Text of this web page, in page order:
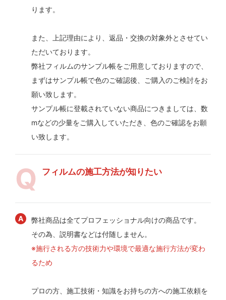
ります。
また、上記理由により、返品・交換の対象外とさせてい
ただいております。
弊社フィルムのサンプル帳をご用意しておりますので、
まずはサンプル帳で色のご確認後、ご購入のご検討をお
願い致します。
サンプル帳に登載されていない商品につきましては、数
mなどの少量をご購入していただき、色のご確認をお願
い致します。
フィルムの施工方法が知りたい
弊社商品は全てプロフェッショナル向けの商品です。
その為、説明書などは付随しません。
※施行される方の技術力や環境で最適な施行方法が変わ
るため
プロの方、施工技術・知識をお持ちの方への施工依頼を